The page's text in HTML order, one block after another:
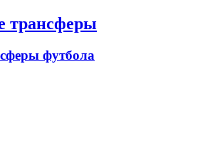
трансферы
футбола